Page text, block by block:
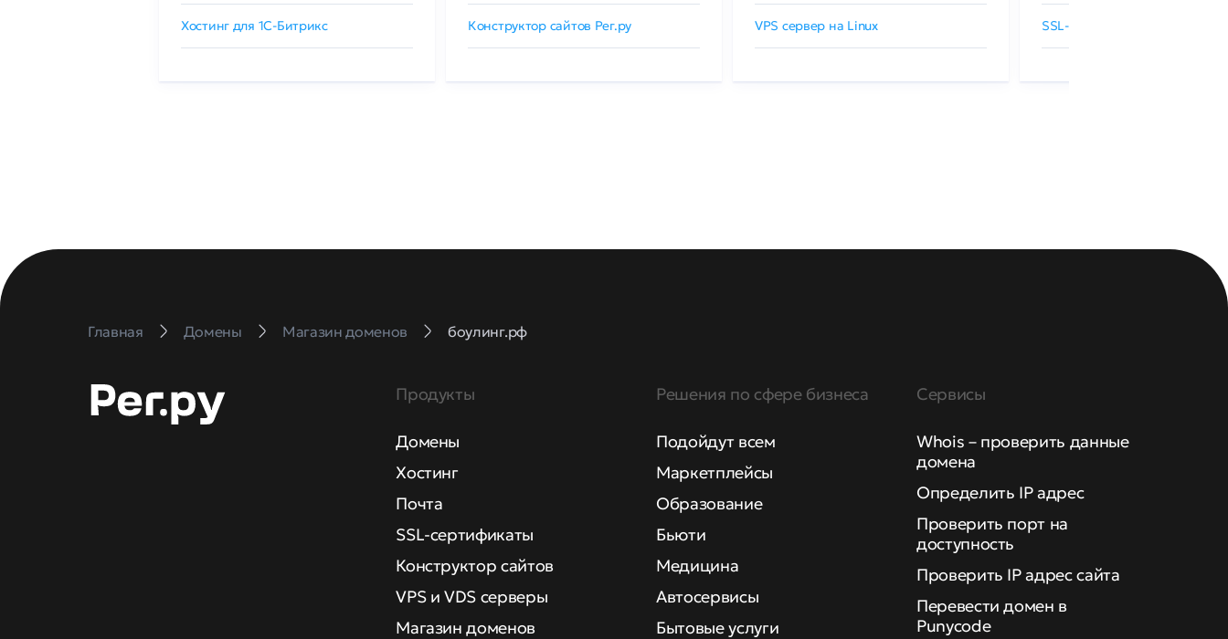
Хостинг для 1C-Битрикс Конструктор сайтов Рег.ру VPS сервер на Linux SSL-сертификаты GlobalSign
Главная Домены Магазин доменов боулинг.рф
Продукты
Домены
Хостинг
Почта
SSL-сертификаты
Конструктор сайтов
VPS и VDS серверы
Магазин доменов
Решения по сфере бизнеса
Подойдут всем
Маркетплейсы
Образование
Бьюти
Медицина
Автосервисы
Бытовые услуги
Сервисы
Whois – проверить данные
домена
Определить IP адрес
Проверить порт на
доступность
Проверить IP адрес сайта
Перевести домен в
Punycode